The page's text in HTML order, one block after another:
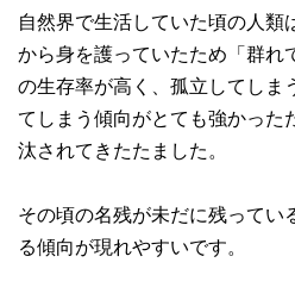
自然界で生活していた頃の人類
から身を護っていたため「群れ
の生存率が高く、孤立してしま
てしまう傾向がとても強かった
汰されてきたたました。
その頃の名残が未だに残ってい
る傾向が現れやすいです。